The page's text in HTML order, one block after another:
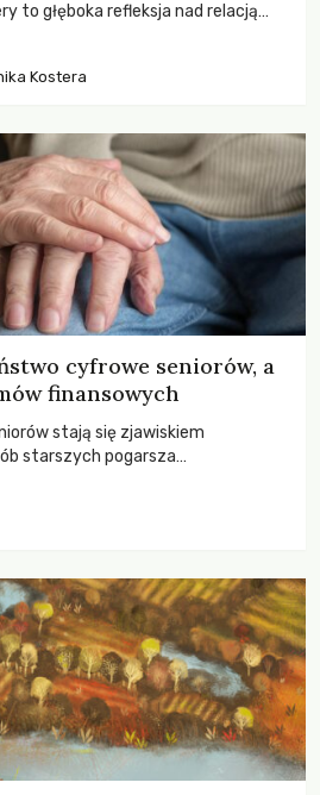
to głęboka refleksja nad relacją
Kostera
cyfrowe seniorów, a
finansowych
stają się zjawiskiem
starszych pogarsza